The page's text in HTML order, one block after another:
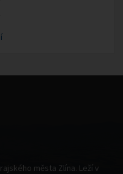
města Zlína. Leží v